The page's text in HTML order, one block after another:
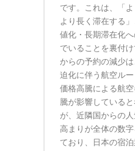
です。これは、「よ
より長く滞在する
値化・長期滞在化
でいることを裏付
からの予約の減少
迫化に伴う航空ル
価格高騰による航
騰が影響している
が、近隣国からの
高まりが全体の数
ており、日本の宿